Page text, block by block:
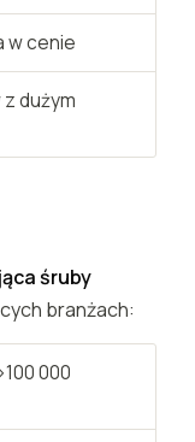
w cenie
dużym
śruby
branżach:
000